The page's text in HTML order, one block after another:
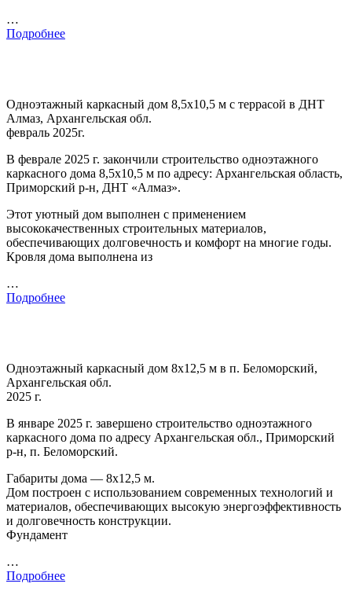
…
Подробнее
Одноэтажный каркасный дом 8,5х10,5 м с террасой в ДНТ
Алмаз, Архангельская обл.
февраль 2025г.
В феврале 2025 г. закончили строительство одноэтажного
каркасного дома 8,5х10,5 м по адресу: Архангельская область,
Приморский р-н, ДНТ «Алмаз».
Этот уютный дом выполнен с применением
высококачественных строительных материалов,
обеспечивающих долговечность и комфорт на многие годы.
Кровля дома выполнена из
…
Подробнее
Одноэтажный каркасный дом 8х12,5 м в п. Беломорский,
Архангельская обл.
2025 г.
В январе 2025 г. завершено строительство одноэтажного
каркасного дома по адресу Архангельская обл., Приморский
р-н, п. Беломорский.
Габариты дома — 8х12,5 м.
Дом построен с использованием современных технологий и
материалов, обеспечивающих высокую энергоэффективность
и долговечность конструкции.
Фундамент
…
Подробнее